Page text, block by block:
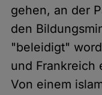
gehen, an der
den
"beleidigt"
und Frankreich
Von einem